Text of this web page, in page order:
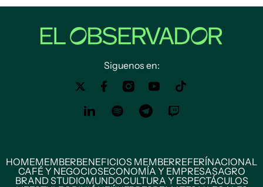
Siguenos en:
HOMEMEMBERBENEFICIOS MEMBERREFERÍNACIONAL
CAFÉ Y NEGOCIOSECONOMÍA Y EMPRESASAGRO
BRAND STUDIOMUNDOCULTURA Y ESPECTÁCULOS